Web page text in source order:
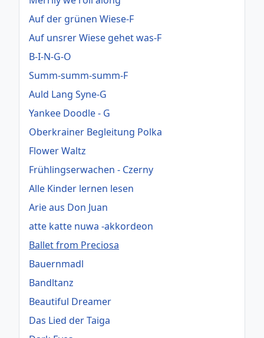
Auf der grünen Wiese-F
Auf unsrer Wiese gehet was-F
B-I-N-G-O
Summ-summ-summ-F
Auld Lang Syne-G
Yankee Doodle - G
Oberkrainer Begleitung Polka
Flower Waltz
Frühlingserwachen - Czerny
Alle Kinder lernen lesen
Arie aus Don Juan
atte katte nuwa -akkordeon
Ballet from Preciosa
Bauernmadl
Bandltanz
Beautiful Dreamer
Das Lied der Taiga